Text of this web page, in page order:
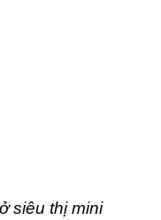
siêu thị mini